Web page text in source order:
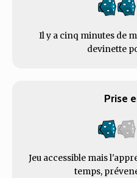
Il y a cinq minutes de
devinette
Prise
Jeu accessible mais
temps,